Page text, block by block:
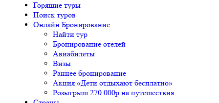
Горящие туры
Поиск туров
Онлайн Бронирование
Найти тур
Бронирование отелей
Авиабилеты
Визы
Раннее бронирование
Акция «Дети отдыхают бесплатно»
Розыгрыш 270 000р на путешествия